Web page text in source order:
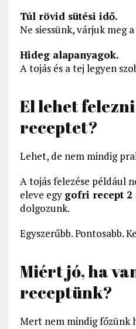
Túl rövid sütési idő.
Ne siessünk, várjuk meg
Hideg alapanyagok.
A tojás és a tej legyen
El lehet
receptet?
Lehet, de nem mindig
A tojás felezése például
eleve egy gofri recept 2
dolgozunk.
Egyszerűbb. Pontosabb.
Miért jó, ha
receptünk?
Mert nem mindig főzünk